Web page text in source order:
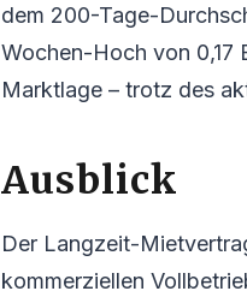
dem 200-Tage-
Wochen-Hoch von 0,17
Marktlage – trotz des
Ausblick
Der Langzeit-
kommerziellen